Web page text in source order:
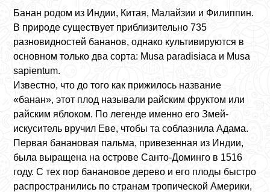
Банан родом из Индии, Китая, Малайзии и Филиппин.
В природе существует приблизительно 735
разновидностей бананов, однако культивируются в
основном только два сорта: Musa paradisiaca и Musa
sapientum.
Известно, что до того как прижилось название
«банан», этот плод называли райским фруктом или
райским яблоком. По легенде именно его Змей-
искуситель вручил Еве, чтобы та соблазнила Адама.
Первая банановая пальма, привезенная из Индии,
была выращена на острове Санто-Доминго в 1516
году. С тех пор банановое дерево и его плоды быстро
распространились по странам тропической Америки,